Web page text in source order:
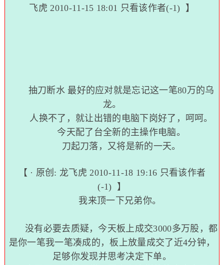
飞虎 2010-11-15 18:01 只看该作者(-1) 】
抽刀断水 最好的应对就是忘记这一笔80万的乌
龙。
人换不了，就让出错的电脑下岗好了，呵呵。
今天配了台全新的主操作电脑。
刀起刀落，又将是新的一天。
【 · 原创: 龙飞虎 2010-11-18 19:16 只看该作者
(-1) 】
我来顶一下兄弟你。
没有必要去质疑，今天板上成交3000多万股，都
是你一笔我一笔凑成的，板上放量成交了近4分钟，
足够你发现并思考决定下单。